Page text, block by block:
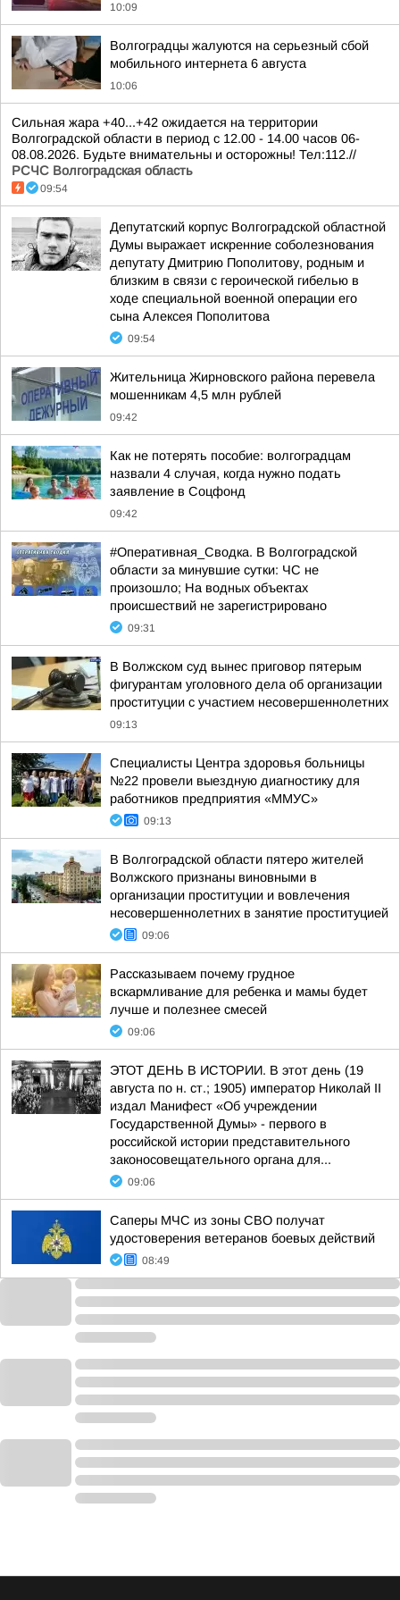
10:09
Волгоградцы жалуются на серьезный сбой
мобильного интернета 6 августа
10:06
Сильная жара +40...+42 ожидается на территории
Волгоградской области в период с 12.00 - 14.00 часов 06-
08.08.2026. Будьте внимательны и осторожны! Тел:112.//
РСЧС Волгоградская область
09:54
Депутатский корпус Волгоградской областной
Думы выражает искренние соболезнования
депутату Дмитрию Пополитову, родным и
близким в связи с героической гибелью в
ходе специальной военной операции его
сына Алексея Пополитова
09:54
Жительница Жирновского района перевела
мошенникам 4,5 млн рублей
09:42
Как не потерять пособие: волгоградцам
назвали 4 случая, когда нужно подать
заявление в Соцфонд
09:42
#Оперативная_Сводка. В Волгоградской
области за минувшие сутки: ЧС не
произошло; На водных объектах
происшествий не зарегистрировано
09:31
В Волжском суд вынес приговор пятерым
фигурантам уголовного дела об организации
проституции с участием несовершеннолетних
09:13
Специалисты Центра здоровья больницы
№22 провели выездную диагностику для
работников предприятия «ММУС»
09:13
В Волгоградской области пятеро жителей
Волжского признаны виновными в
организации проституции и вовлечения
несовершеннолетних в занятие проституцией
09:06
Рассказываем почему грудное
вскармливание для ребенка и мамы будет
лучше и полезнее смесей
09:06
ЭТОТ ДЕНЬ В ИСТОРИИ. В этот день (19
августа по н. ст.; 1905) император Николай II
издал Манифест «Об учреждении
Государственной Думы» - первого в
российской истории представительного
законосовещательного органа для...
09:06
Саперы МЧС из зоны СВО получат
удостоверения ветеранов боевых действий
08:49